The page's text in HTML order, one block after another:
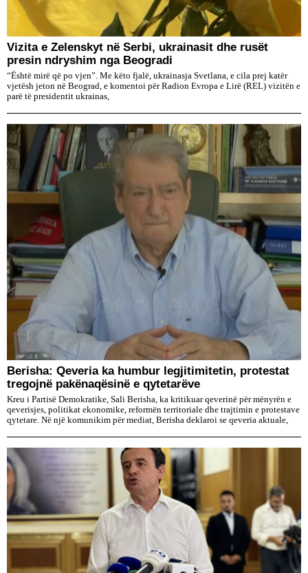
Vizita e Zelenskyt në Serbi, ukrainasit dhe rusët
presin ndryshim nga Beogradi
“Është mirë që po vjen”. Me këto fjalë, ukrainasja Svetlana, e cila prej katër
vjetësh jeton në Beograd, e komentoi për Radion Evropa e Lirë (REL) vizitën e
parë të presidentit ukrainas,
Berisha: Qeveria ka humbur legjitimitetin, protestat
tregojnë pakënaqësinë e qytetarëve
Kreu i Partisë Demokratike, Sali Berisha, ka kritikuar qeverinë për mënyrën e
qeverisjes, politikat ekonomike, reformën territoriale dhe trajtimin e protestave
qytetare. Në një komunikim për mediat, Berisha deklaroi se qeveria aktuale,